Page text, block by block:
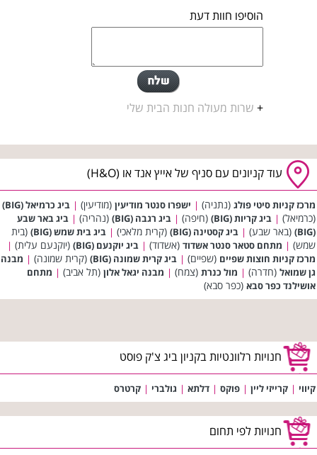
הוסיפו חוות דעת
+ שרות מעולה חנות הבית שלי
עוד קניונים עם סניף של אייץ אנד או (H&O)
מרכז קניות סיטי פולג (נתניה) | ישפרו סנטר מודיעין (מודיעין) | ביג כרמיאל (BIG)
(כרמיאל) | ביג קריות (BIG) (חיפה) | ביג רגבה (BIG) (נהריה) | ביג באר שבע
(BIG)
(באר שבע) | ביג קסטינה (BIG) (קרית מלאכי) | ביג בית שמש (BIG)
(בית
שמש) | מתחם סטאר סנטר אשדוד (אשדוד) | ביג יוקנעם (BIG) (יוקנעם עלית) |
מרכז קניות חוצות שפיים (שפיים) | ביג קרית שמונה (BIG) (קרית שמונה) | מבנה
גן שמואל (חדרה) | מול כנרת (צמח) | מבנה יגאל אלון (תל אביב) | מתחם
אושילנד כפר סבא (כפר סבא)
חנויות רלוונטיות בקניון ביג צ'ק פוסט
קיווי | קרייזי ליין | פוקס | דלתא | גולברי | קרטרס
חנויות לפי תחום